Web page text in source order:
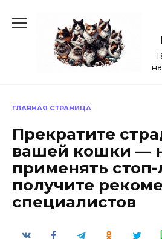
содержанию
ГЛАВНАЯ СТРАНИЦА
Прекратите
вашей кошки —
применять
получите
специалистов